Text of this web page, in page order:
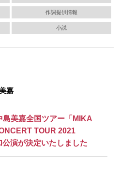
作詞提供情報
小説
嘉
美嘉全国ツアー「MIKA
TOUR 2021
演が決定いたしました